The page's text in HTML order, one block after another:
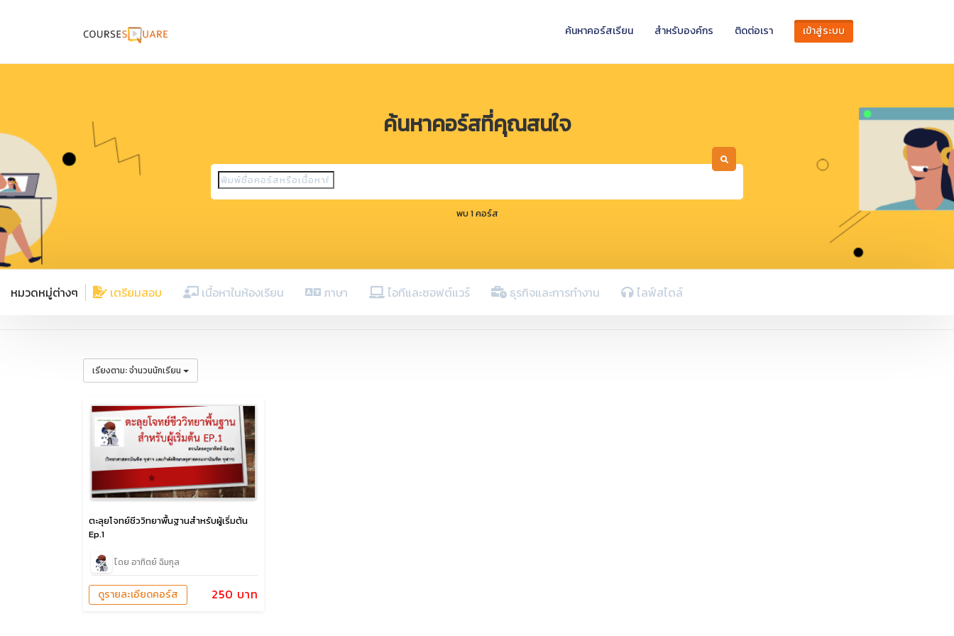
ค้นหาคอร์สเรียน สำหรับองค์กร ติดต่อเรา เข้าสู่ระบบ
ค้นหาคอร์สที่คุณสนใจ
พบ 1 คอร์ส
หมวดหมู่ต่างๆ เตรียมสอบ เนื้อหาในห้องเรียน ภาษา ไอทีและซอฟต์แวร์ ธุรกิจและการทำงาน ไลฟ์สไตล์
เรียงตาม:จำนวนนักเรียน
ตะลุยโจทย์ชีววิทยาพื้นฐานสำหรับผู้เริ่มต้น
Ep.1
โดย อาทิตย์ ฉิมกุล
250 บาท
ดูรายละเอียดคอร์ส